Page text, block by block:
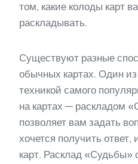
том, какие колоды карт
раскладывать.
Существуют разные
обычных картах. Один
техникой самого
на картах — раскладом
позволяет вам задать
хочется получить ответ,
карт. Расклад «Судьбы»